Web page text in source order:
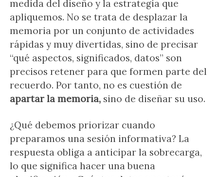
medida del diseño y la estrategia que
apliquemos. No se trata de desplazar la
memoria por un conjunto de actividades
rápidas y muy divertidas, sino de precisar
“qué aspectos, significados, datos” son
precisos retener para que formen parte del
recuerdo. Por tanto, no es cuestión de
apartar la memoria, sino de diseñar su uso.
¿Qué debemos priorizar cuando
preparamos una sesión informativa? La
respuesta obliga a anticipar la sobrecarga,
lo que significa hacer una buena